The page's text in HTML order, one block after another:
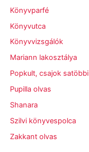
Könyvparfé
Könyvutca
Könyvvizsgálók
Mariann lakosztálya
Popkult, csajok satöbbi
Pupilla olvas
Shanara
Szilvi könyvespolca
Zakkant olvas